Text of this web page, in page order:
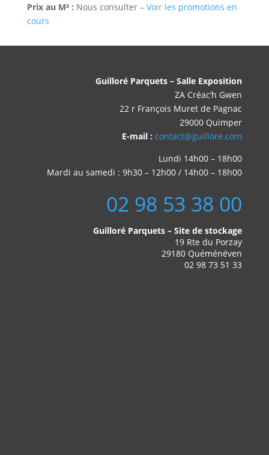
Prix au M² : Nous consulter – Voir les promotions en
cours
Guilloré Parquets – Salle Exposition
ZA Créac’h Gwen
22 r François Muret de Pagnac
29000 Quimper
E-mail :contact@guillore.com
Lundi 14h00 – 18h00
Mardi au samedi : 9h30 – 12h00 / 14h00 – 18h00
02 98 53 38 00
Guilloré Parquets – Site de stockage
19 Rte du Porzay
29180 Quéménéven
02 98 73 51 33